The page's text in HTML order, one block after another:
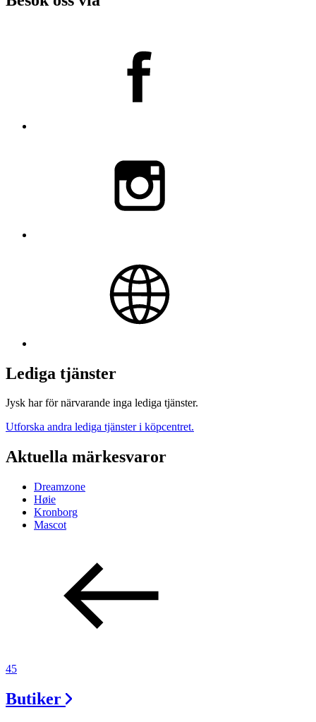
Lediga tjänster
Jysk har för närvarande inga lediga tjänster.
Utforska andra lediga tjänster i köpcentret.
Aktuella märkesvaror
Dreamzone
Høie
Kronborg
Mascot
45
Butiker